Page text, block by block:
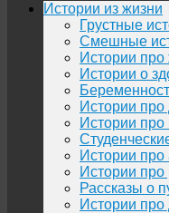
Истории из жизни
Грустные
Смешные
Истории
Истории о
Истории про
Истории про
Истории
Истории про
Рассказы о
Истории про